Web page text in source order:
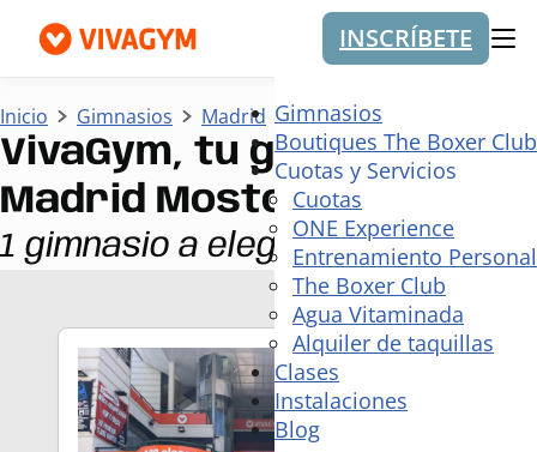
INSCRÍBETE
Gimnasios
Boutiques The Boxer Club
Cuotas y Servicios
Cuotas
ONE Experience
Entrenamiento Personal
The Boxer Club
Agua Vitaminada
Alquiler de taquillas
Clases
Instalaciones
Blog
Inicio Gimnasios Madrid Mostoles
VivaGym, tu gimnasio en
Madrid Mostoles
1 gimnasio a elegir